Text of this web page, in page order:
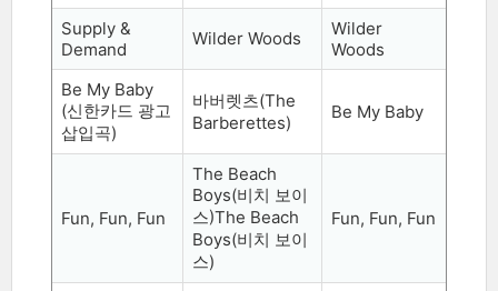
Supply &
Demand
Wilder Woods
Wilder
Woods
Be My Baby
(신한카드 광고
삽입곡)
바버렛츠(The
Barberettes)
Be My Baby
Fun, Fun, Fun
The Beach
Boys(비치 보이
스)The Beach
Boys(비치 보이
스)
Fun, Fun, Fun